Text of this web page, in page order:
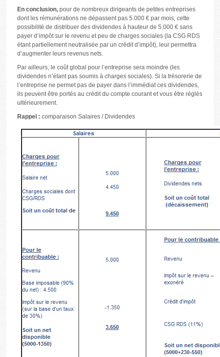
En conclusion,pour de nombreux dirigeants de petites entreprises
dont les rémunérations ne dépassent pas 5.000 € par mois, cette
possibilité de distribuer des dividendes à hauteur de 5.000 € sans
payer d’impôt sur le revenu et peu de charges sociales (la CSG RDS
étant partiellement neutralisée par un crédit d’impôt), leur permettra
d’augmenter leurs revenus nets.
Par ailleurs, le coût global pour l’entreprise sera moindre (les
dividendes n’étant pas soumis à charges sociales). Si la trésorerie de
l’entreprise ne permet pas de payer dans l’immédiat ces dividendes,
ils peuvent être portés au crédit du compte courant et vous être réglés
ultérieurement.
Rappel : comparaison Salaires / Dividendes